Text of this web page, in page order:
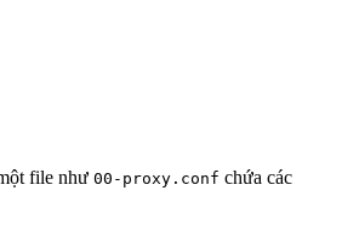
file như 00-proxy.conf chứa các